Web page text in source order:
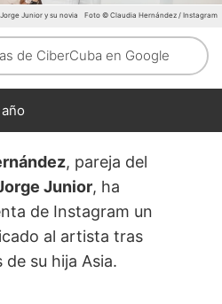
Jorge Junior y su novia Foto © Claudia Hernández / Instagram
de CiberCuba en Google
, pareja del
Junior, ha
de Instagram un
al artista tras
su hija Asia.